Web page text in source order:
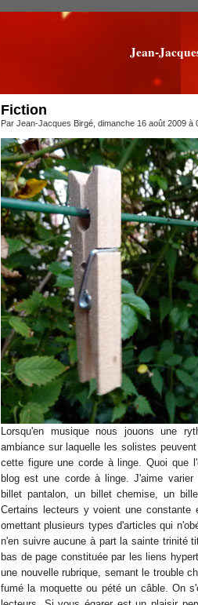
Jean-
Fiction
Par Jean-Jacques Birgé, dimanche 16 août 2009 à
Lorsqu'en musique nous jouons une
ambiance sur laquelle les solistes
cette figure une corde à linge. Quoi que
blog est une corde à linge. J'aime
billet pantalon, un billet chemise, un
Certains lecteurs y voient une constante
omettant plusieurs types d'articles qui
n'en suivre aucune à part la sainte trinité
bas de page constituée par les liens
une nouvelle rubrique, semant le trouble
fumé la moquette ou pété un câble. On